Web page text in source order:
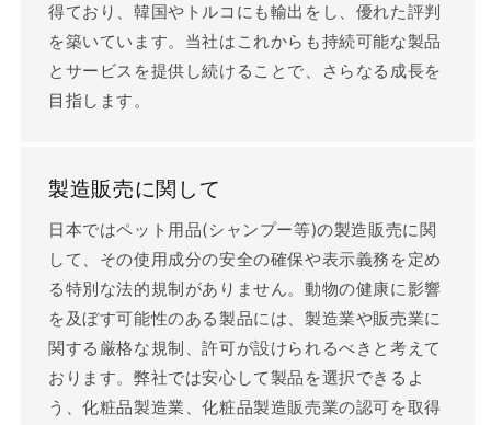
得ており、韓国やトルコにも輸出をし、優れた評判
を築いています。当社はこれからも持続可能な製品
とサービスを提供し続けることで、さらなる成長を
目指します。
製造販売に関して
日本ではペット用品(シャンプー等)の製造販売に関
して、その使用成分の安全の確保や表示義務を定め
る特別な法的規制がありません。動物の健康に影響
を及ぼす可能性のある製品には、製造業や販売業に
関する厳格な規制、許可が設けられるべきと考えて
おります。弊社では安心して製品を選択できるよ
う、化粧品製造業、化粧品製造販売業の認可を取得